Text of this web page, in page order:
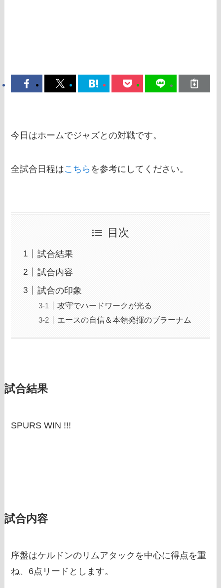
今日はホームでジャズとの対戦です。
全試合日程はこちら を参考にしてください。
目次
試合結果
試合内容
試合の印象
攻守でハードワークが光る
エースの自信＆本領発揮のブラーナム
試合結果
SPURS WIN !!!
試合内容
序盤はケルドンのリムアタックを中心に得点を重
ね、6点リードとします。